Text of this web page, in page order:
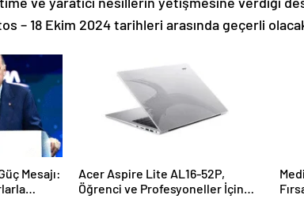
– 18 Ekim 2024 tarihleri arasında geçerli
Mesajı:
Acer Aspire Lite AL16-52P,
Öğrenci ve Profesyoneller İçin